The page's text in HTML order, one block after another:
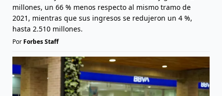
millones, un 66 % menos respecto al mismo tramo de
2021, mientras que sus ingresos se redujeron un 4 %,
hasta 2.510 millones.
Por Forbes Staff